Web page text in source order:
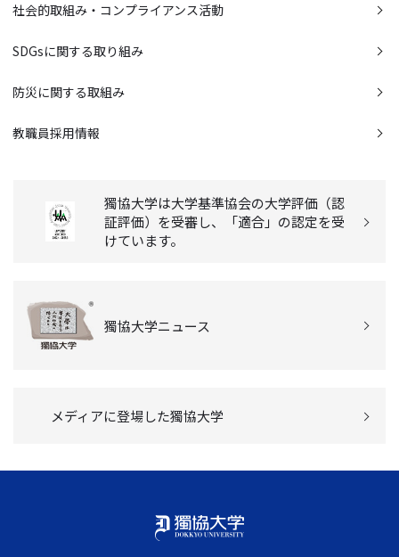
社会的取組み・コンプライアンス活動
SDGsに関する取り組み
防災に関する取組み
教職員採用情報
獨協大学は大学基準協会の大学評価（認
証評価）を受審し、「適合」の認定を受
けています。
獨協大学ニュース
メディアに登場した獨協大学